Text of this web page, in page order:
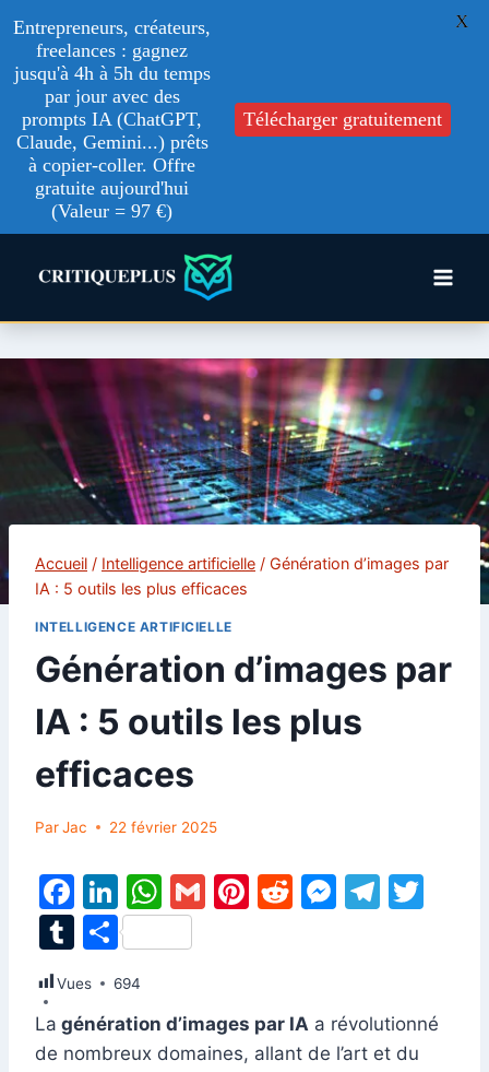
Accueil / Intelligence artificielle / Génération d’images par
IA : 5 outils les plus efficaces
INTELLIGENCE ARTIFICIELLE
Génération d’images par
IA : 5 outils les plus
efficaces
ParJac 22 février 2025
F
a
c
e
b
Li
n
k
e
dI
W
h
at
A
G
Pi
st
R
t
M
e
T
a
T
m
bl
P
ar
ta
g
Vues 694
La génération d’images par IA a révolutionné
de nombreux domaines, allant de l’art et du
Entrepreneurs, créateurs,
freelances : gagnez
jusqu'à 4h à 5h du temps
par jour avec des
prompts IA (ChatGPT,
Claude, Gemini...) prêts
à copier-coller. Offre
gratuite aujourd'hui
(Valeur = 97 €)
Télécharger gratuitement
X